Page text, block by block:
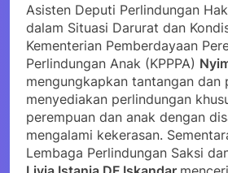
Asisten Deputi Perlindungan
dalam Situasi Darurat dan
Kementerian Pemberdayaan
Perlindungan Anak (KPPPA)
mengungkapkan tantangan dan
menyediakan perlindungan
perempuan dan anak dengan
mengalami kekerasan.
Lembaga Perlindungan Saksi